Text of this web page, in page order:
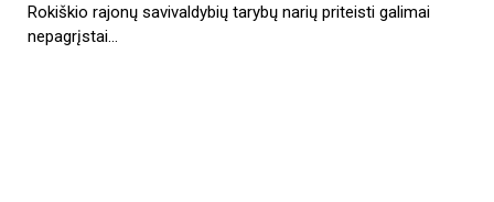
Rokiškio rajonų savivaldybių tarybų narių priteisti galimai
nepagrįstai…